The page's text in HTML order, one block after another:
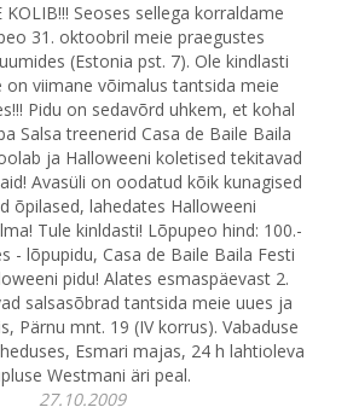
KOLIB!!! Seoses sellega korraldame
31. oktoobril meie praegustes
(Estonia pst. 7). Ole kindlasti
on viimane võimalus tantsida meie
Pidu on sedavõrd uhkem, et kohal
Salsa treenerid Casa de Baile Baila
ja Halloweeni koletised tekitavad
Avasüli on oodatud kõik kunagised
õpilased, lahedates Halloweeni
Tule kinldasti! Lõpupeo hind: 100.-
- lõpupidu, Casa de Baile Baila Festi
pidu! Alates esmaspäevast 2.
salsasõbrad tantsida meie uues ja
Pärnu mnt. 19 (IV korrus). Vabaduse
Esmari majas, 24 h lahtioleva
Westmani äri peal.
27.10.2009